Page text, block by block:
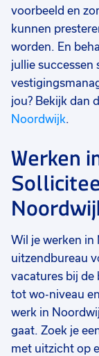
voorbeeld en
kunnen
worden. En
jullie successen
jou? Bekijk dan
Noordwijk.
Werken
Wil je werken in
uitzendbureau
vacatures bij de
tot wo-niveau
werk in
gaat. Zoek je
met uitzicht op